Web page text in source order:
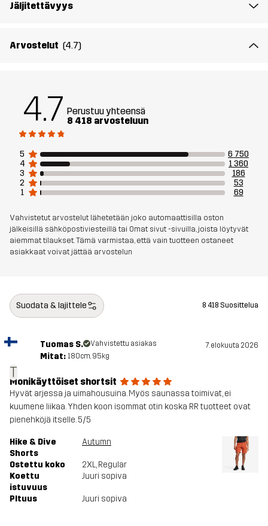
Aktiviteetteihin
Tuotenumero 10088_2686
Jäljitettävyys
Arvostelut (4.7)
4.7 Perustuu yhteensä
8 418 arvosteluun
5
6 750
4
1 360
3
186
2
53
1
69
Vahvistetut arvostelut lähetetään joko automaattisilla oston
jälkeisillä sähköpostiviesteillä tai Omat sivut -sivuilla, joista löytyvät
aiemmat tilaukset. Tämä varmistaa, että vain tuotteen ostaneet
asiakkaat voivat jättää arvostelun
Suodata & lajittele 8 418 Suosittelua
T
Tuomas S. Vahvistettu asiakas 7. elokuuta 2026
Mitat: 180cm, 95kg
Monikäyttöiset shortsit
Hyvät arjessa ja uimahousuina. Myös saunassa toimivat, ei
kuumene liikaa. Yhden koon isommat otin koska RR tuotteet ovat
pienehköjä itselle. 5/5
Hike & Dive
Shorts
Autumn
Ostettu koko 2XL, Regular
Koettu
istuvuus
Juuri sopiva
PItuus Juuri sopiva